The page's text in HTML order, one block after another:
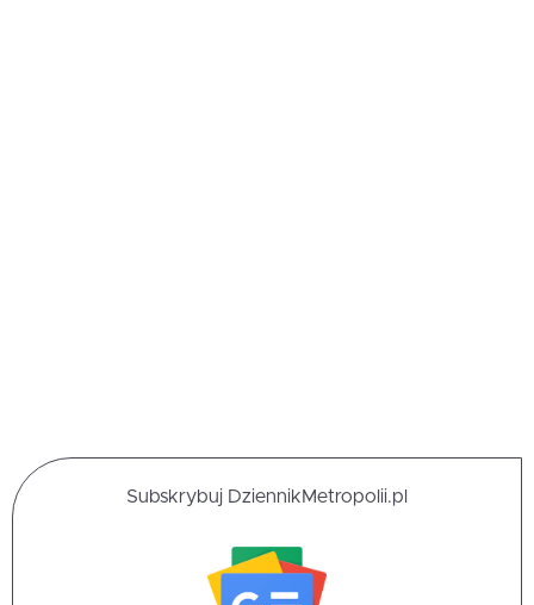
Subskrybuj DziennikMetropolii.pl